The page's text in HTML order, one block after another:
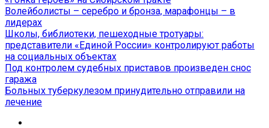
Волейболисты – серебро и бронза, марафонцы – в
лидерах
Школы, библиотеки, пешеходные тротуары:
представители «Единой России» контролируют работы
на социальных объектах
Под контролем судебных приставов произведен снос
гаража
Больных туберкулезом принудительно отправили на
лечение